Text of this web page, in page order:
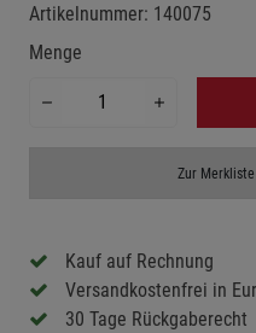
Artikelnummer: 140075
Menge
Zur
Kauf auf Rechnung
Versandkostenfrei in
30 Tage Rückgaberecht